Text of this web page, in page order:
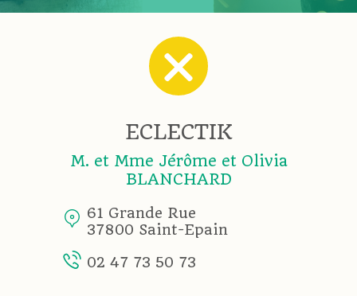
ECLECTIK
M. et Mme Jérôme et Olivia
BLANCHARD
61 Grande Rue
37800 Saint-Epain
02 47 73 50 73